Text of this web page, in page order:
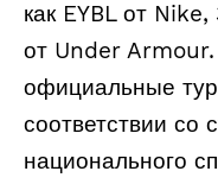
как EYBL от
от Under
официальные
соответствии со
национального